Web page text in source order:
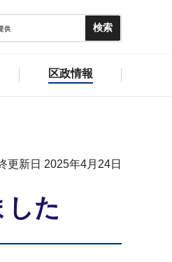
区政情報
更新日 2025年4月24日
した